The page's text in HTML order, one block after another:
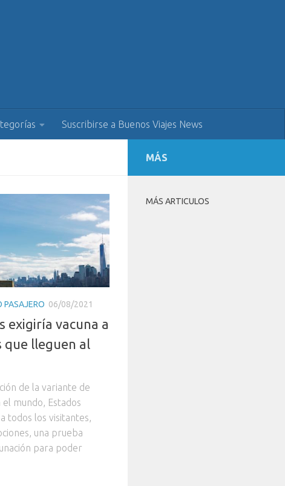
Suscribirse a Buenos Viajes News
PASAJERO 06/08/2021
exigiría vacuna a
que lleguen al
de la variante de
mundo, Estados
todos los visitantes,
una prueba
para poder
MÁS
MÁS ARTICULOS